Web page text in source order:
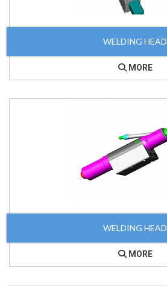
WELDING HEAD
MORE
WELDING HEAD
MORE